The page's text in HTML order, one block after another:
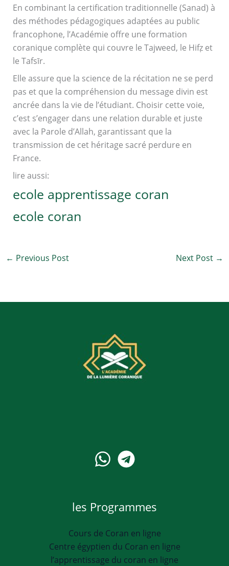
En combinant la certification traditionnelle (Sanad) à
des méthodes pédagogiques adaptées au public
francophone, l’Académie offre une formation
coranique complète qui couvre le Tajweed, le Hifẓ et
le Tafsīr.
Elle assure que la science de la récitation ne se perd
pas et que la compréhension du message divin est
ancrée dans la vie de l’étudiant. Choisir cette voie,
c’est s’engager dans une relation durable et juste
avec la Parole d’Allah, garantissant que la
transmission de cet héritage sacré perdure en
France.
lire aussi:
ecole apprentissage coran
ecole coran
← Previous Post Next Post →
les Programmes
Cours de Coran en ligne
Centre égyptien du Coran en ligne
l’apprentissage du coran en ligne